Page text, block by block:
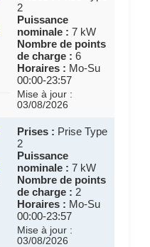
2
Puissance
nominale : 7 kW
Nombre de points
de charge : 6
Horaires : Mo-Su
00:00-23:57
Mise à jour :
03/08/2026
Prises : Prise Type
2
Puissance
nominale : 7 kW
Nombre de points
de charge : 2
Horaires : Mo-Su
00:00-23:57
Mise à jour :
03/08/2026